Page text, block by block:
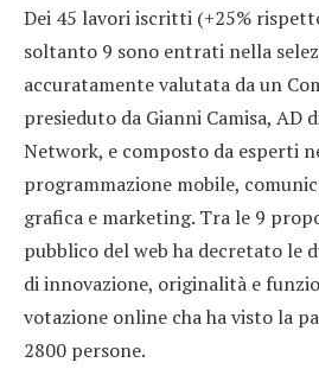
Dei 45 lavori iscritti (+25%
soltanto 9 sono entrati nella
accuratamente valutata da un
presieduto da Gianni Camisa, AD
Network, e composto da esperti
programmazione mobile,
grafica e marketing. Tra le 9
pubblico del web ha decretato le
di innovazione, originalità e
votazione online cha ha visto la
2800 persone.